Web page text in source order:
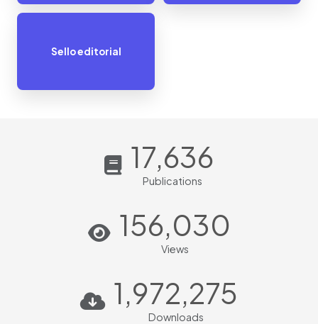
Sello editorial
17,636
Publications
156,030
Views
1,972,275
Downloads